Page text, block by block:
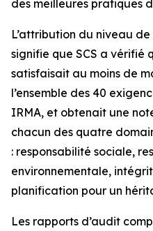
des meilleures pratiques
L’attribution du niveau
signifie que SCS a vérifié
satisfaisait au moins de
l’ensemble des 40
IRMA, et obtenait une
chacun des quatre
: responsabilité sociale,
environnementale,
planification pour un
Les rapports d’audit